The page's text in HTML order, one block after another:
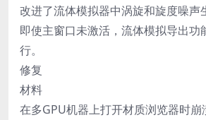
改进了流体模拟器中涡旋和旋度噪声
即使主窗口未激活，流体模拟导出功
行。
修复
材料
在多GPU机器上打开材质浏览器时崩